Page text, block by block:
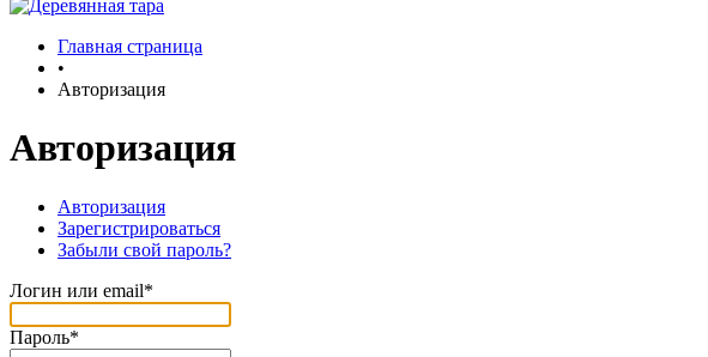
Главная страница
•
Авторизация
Авторизация
Авторизация
Зарегистрироваться
Забыли свой пароль?
Логин или email*
Пароль*